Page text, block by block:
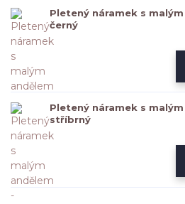
Pletený náramek s
černý
Pletený náramek s
stříbrný